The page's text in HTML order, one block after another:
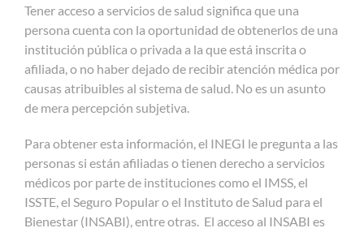
Tener acceso a servicios de salud significa que una
persona cuenta con la oportunidad de obtenerlos de una
institución pública o privada a la que está inscrita o
afiliada, o no haber dejado de recibir atención médica por
causas atribuibles al sistema de salud. No es un asunto
de mera percepción subjetiva.
Para obtener esta información, el INEGI le pregunta a las
personas si están afiliadas o tienen derecho a servicios
médicos por parte de instituciones como el IMSS, el
ISSTE, el Seguro Popular o el Instituto de Salud para el
Bienestar (INSABI), entre otras. El acceso al INSABI es